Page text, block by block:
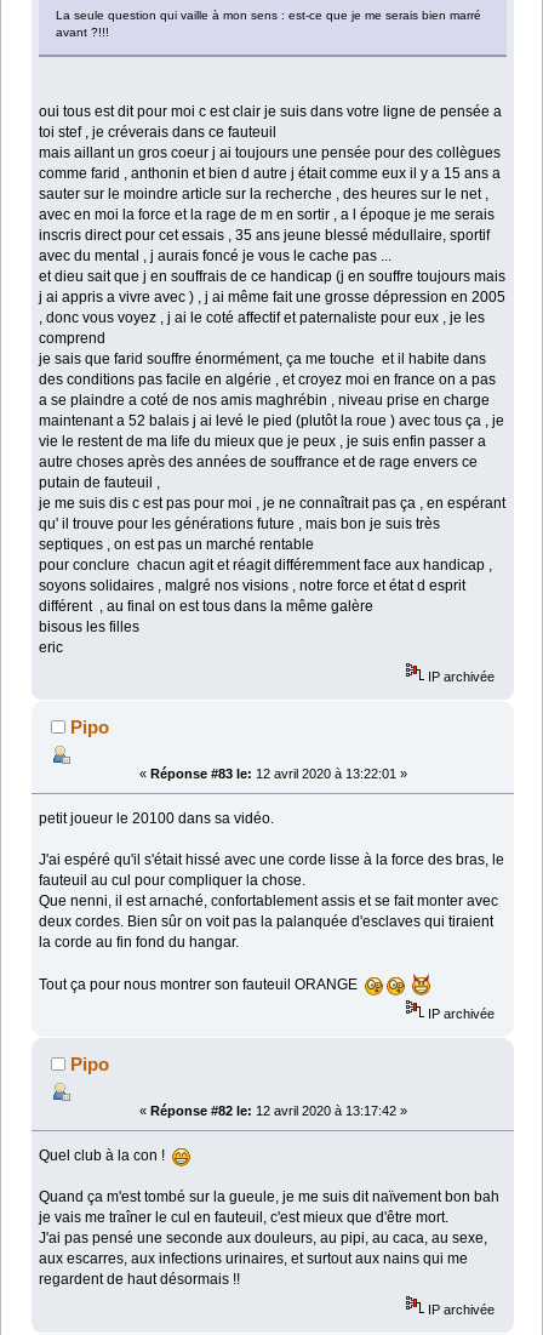
La seule question qui vaille à mon sens : est-ce que je me serais bien marré
avant ?!!!
oui tous est dit pour moi c est clair je suis dans votre ligne de pensée a
toi stef , je créverais dans ce fauteuil
mais aillant un gros coeur j ai toujours une pensée pour des collègues
comme farid , anthonin et bien d autre j était comme eux il y a 15 ans a
sauter sur le moindre article sur la recherche , des heures sur le net ,
avec en moi la force et la rage de m en sortir , a l époque je me serais
inscris direct pour cet essais , 35 ans jeune blessé médullaire, sportif
avec du mental , j aurais foncé je vous le cache pas ...
et dieu sait que j en souffrais de ce handicap (j en souffre toujours mais
j ai appris a vivre avec ) , j ai même fait une grosse dépression en 2005
, donc vous voyez , j ai le coté affectif et paternaliste pour eux , je les
comprend
je sais que farid souffre énormément, ça me touche et il habite dans
des conditions pas facile en algérie , et croyez moi en france on a pas
a se plaindre a coté de nos amis maghrébin , niveau prise en charge
maintenant a 52 balais j ai levé le pied (plutôt la roue ) avec tous ça , je
vie le restent de ma life du mieux que je peux , je suis enfin passer a
autre choses après des années de souffrance et de rage envers ce
putain de fauteuil ,
je me suis dis c est pas pour moi , je ne connaîtrait pas ça , en espérant
qu' il trouve pour les générations future , mais bon je suis très
septiques , on est pas un marché rentable
pour conclure chacun agit et réagit différemment face aux handicap ,
soyons solidaires , malgré nos visions , notre force et état d esprit
différent , au final on est tous dans la même galère
bisous les filles
eric
IP archivée
Pipo
« Réponse #83 le: 12 avril 2020 à 13:22:01 »
petit joueur le 20100 dans sa vidéo.
J'ai espéré qu'il s'était hissé avec une corde lisse à la force des bras, le
fauteuil au cul pour compliquer la chose.
Que nenni, il est arnaché, confortablement assis et se fait monter avec
deux cordes. Bien sûr on voit pas la palanquée d'esclaves qui tiraient
la corde au fin fond du hangar.
Tout ça pour nous montrer son fauteuil ORANGE
IP archivée
Pipo
« Réponse #82 le: 12 avril 2020 à 13:17:42 »
Quel club à la con !
Quand ça m'est tombé sur la gueule, je me suis dit naïvement bon bah
je vais me traîner le cul en fauteuil, c'est mieux que d'être mort.
J'ai pas pensé une seconde aux douleurs, au pipi, au caca, au sexe,
aux escarres, aux infections urinaires, et surtout aux nains qui me
regardent de haut désormais !!
IP archivée